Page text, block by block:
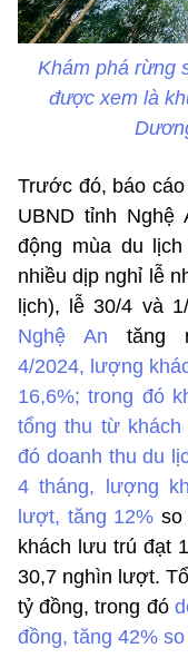
Khám phá rừng
được xem là
Trước đó, báo
UBND tỉnh Nghệ
động mùa du
nhiều dịp nghỉ lễ
lịch), lễ 30/4 và
Nghệ An tăng
4/2024, lượng
16,6%; trong đó
tổng thu từ
đó doanh thu du
4 tháng, lượng
lượt, tăng 12% so
khách lưu trú đạt
30,7 nghìn lượt.
tỷ đồng, trong đó
đồng, tăng 42%